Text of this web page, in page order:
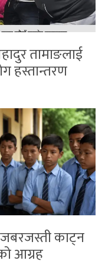
तामाङलाई
हस्तान्तरण
जबरजस्ती काट्न
आग्रह